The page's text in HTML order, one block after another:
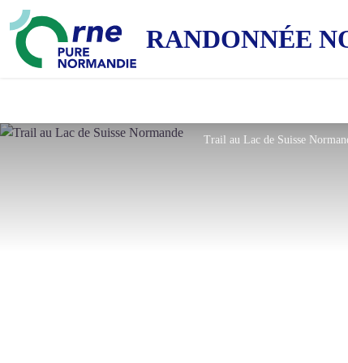
RANDONNÉE